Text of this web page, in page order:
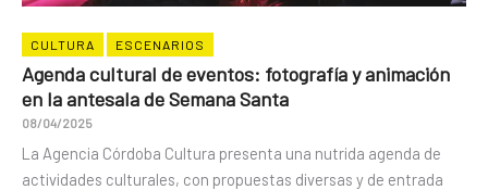
CULTURA ESCENARIOS
Agenda cultural de eventos: fotografía y animación
en la antesala de Semana Santa
08/04/2025
La Agencia Córdoba Cultura presenta una nutrida agenda de
actividades culturales, con propuestas diversas y de entrada